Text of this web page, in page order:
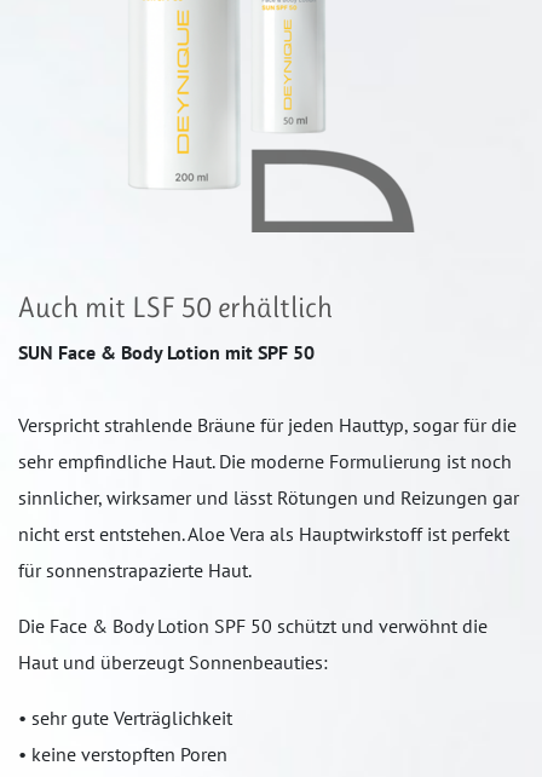
Auch mit LSF 50 erhältlich
SUN Face & Body Lotion mit SPF 50
Verspricht strahlende Bräune für jeden Hauttyp, sogar für die
sehr empfindliche Haut. Die moderne Formulierung ist noch
sinnlicher, wirksamer und lässt Rötungen und Reizungen gar
nicht erst entstehen. Aloe Vera als Hauptwirkstoff ist perfekt
für sonnenstrapazierte Haut.
Die Face & Body Lotion SPF 50 schützt und verwöhnt die
Haut und überzeugt Sonnenbeauties:
• sehr gute Verträglichkeit
• keine verstopften Poren